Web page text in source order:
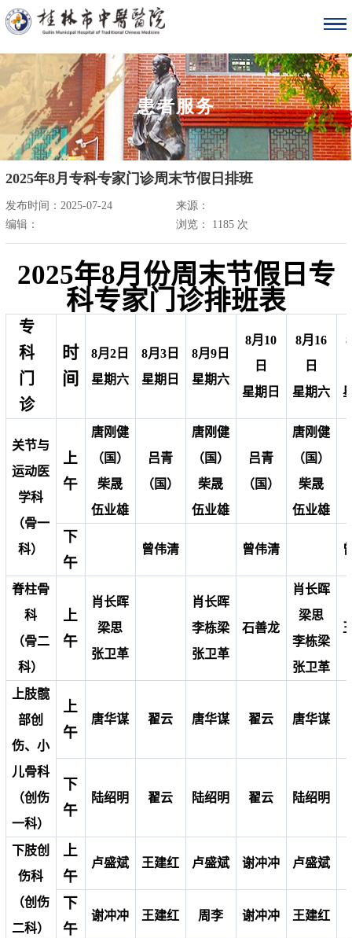
患者服务
2025年8月专科专家门诊周末节假日排班
发布时间：2025-07-24
来源：
编辑：
浏览： 1185 次
2025年8月份周末节假日 专
科专家门诊排班表
专
科
门
诊
时
间
8月2日
星期六
8月3日
星期日
8月9日
星期六
8月10
日
星期日
8月16
日
星期六
关节与
运动医
学科
（骨一
科）
上
午
唐刚健
（国）
柴晟
伍业雄
吕青
（国）
唐刚健
（国）
柴晟
伍业雄
吕青
（国）
唐刚健
（国）
柴晟
伍业雄
下
午
曾伟清 曾伟清
脊柱骨
科
（骨二
科）
上
午
肖长晖
梁思
张卫革
肖长晖
李栋梁
张卫革
石善龙
肖长晖
梁思
李栋梁
张卫革
上肢髋
部创
伤、小
儿骨科
（创伤
一科）
上
午
唐华谋 翟云 唐华谋 翟云 唐华谋
下
午
陆绍明 翟云 陆绍明 翟云 陆绍明
下肢创
伤科
（创伤
二科）
上
午
卢盛斌 王建红 卢盛斌 谢冲冲 卢盛斌
下
午
谢冲冲 王建红 周李 谢冲冲 王建红